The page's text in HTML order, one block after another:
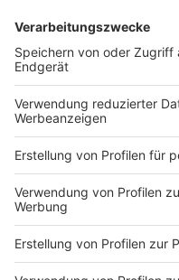
DEINE GEMERKTEN
Du hast dir noch
Markiere sie hierfür